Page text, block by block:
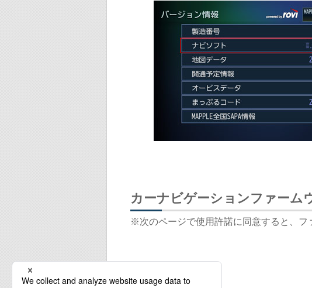
カーナビゲーションファーム
※次のページで使用許諾に同意すると、フ